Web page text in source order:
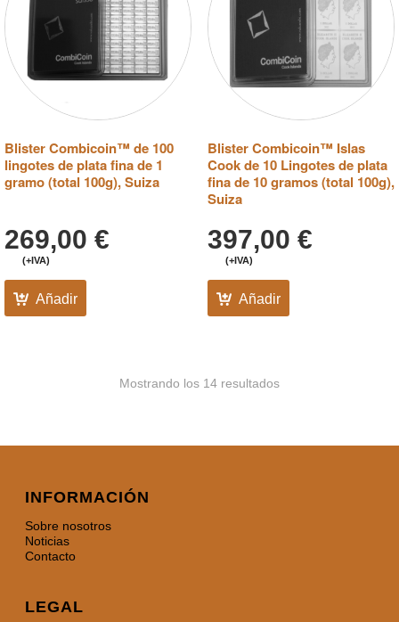
Blister Combicoin™ de 100
lingotes de plata fina de 1
gramo (total 100g), Suiza
269,00 €
(+IVA)
Añadir
Blister Combicoin™ Islas
Cook de 10 Lingotes de plata
fina de 10 gramos (total 100g),
Suiza
397,00 €
(+IVA)
Añadir
Mostrando los 14 resultados
INFORMACIÓN
Sobre nosotros
Noticias
Contacto
LEGAL